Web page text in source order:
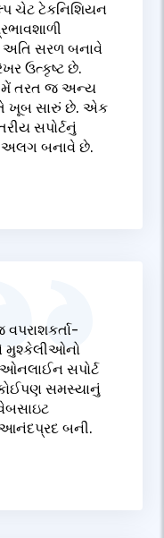
ચેટ ટેકનિશિયન
અતિ સરળ બનાવે
ઉત્કૃષ્ટ છે.
મેં તરત જ અન્ય
તે ખૂબ સારું છે. એક
સપોર્ટનું
અલગ બનાવે છે.
મુશ્કેલીઓનો
ઓનલાઈન સપોર્ટ
સમસ્યાનું
આનંદપ્રદ બની.